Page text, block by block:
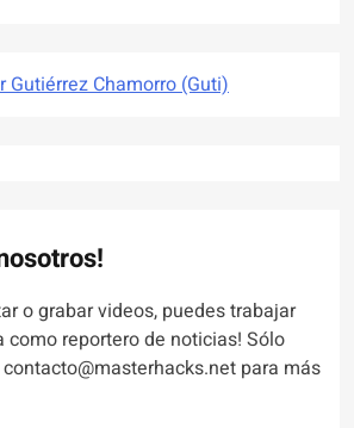
Gutiérrez Chamorro (Guti)
o grabar videos, puedes trabajar
como reportero de noticias! Sólo
para más